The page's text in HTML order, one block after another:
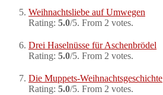
Weihnachtsliebe auf Umwegen
Rating: 5.0/5. From 2 votes.
Drei Haselnüsse für Aschenbrödel
Rating: 5.0/5. From 2 votes.
Die Muppets-Weihnachtsgeschichte
Rating: 5.0/5. From 2 votes.